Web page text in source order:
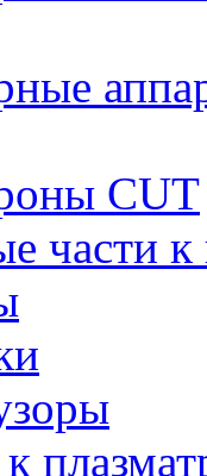
CUT
части